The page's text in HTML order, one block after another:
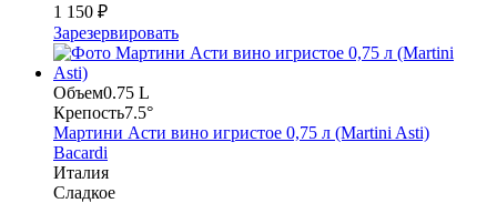
1 150 ₽
Зарезервировать
Объем0.75 L
Крепость7.5°
Мартини Асти вино игристое 0,75 л (Martini Asti)
Bacardi
Италия
Сладкое